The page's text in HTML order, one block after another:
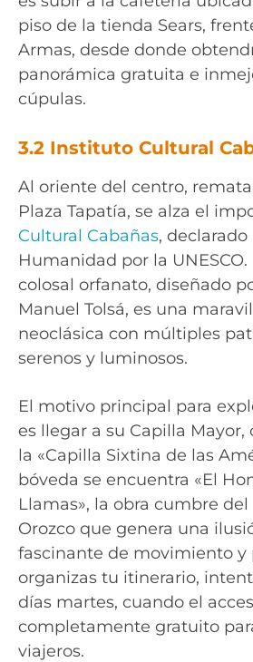
piso de la tienda Sears,
Armas, desde donde
panorámica gratuita e
cúpulas.
3.2 Instituto Cultural
Al oriente del centro,
Plaza Tapatía, se alza el
Cultural Cabañas,
Humanidad por la
colosal orfanato, diseñado
Manuel Tolsá, es una
neoclásica con múltiples
serenos y luminosos.
El motivo principal para
es llegar a su Capilla
la «Capilla Sixtina de las
bóveda se encuentra «El
Llamas», la obra cumbre
Orozco que genera una
fascinante de movimiento y
organizas tu itinerario,
días martes, cuando el
completamente gratuito
viajeros.